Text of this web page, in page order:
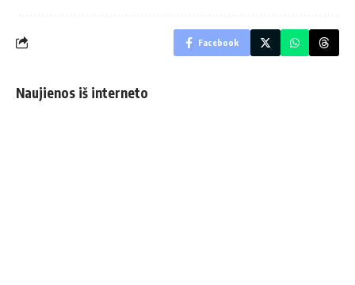
Facebook
Naujienos iš interneto